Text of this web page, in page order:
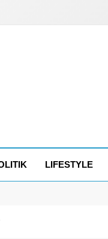
LIFESTYLE